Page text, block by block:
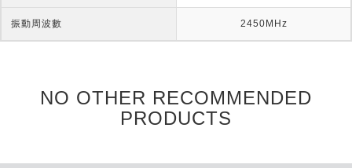
振動周波數 2450MHz
NO OTHER RECOMMENDED
PRODUCTS